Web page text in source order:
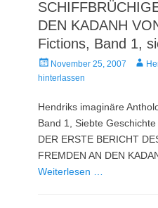
DEN KADANH
Fictions, Band 1,
Veröffentlicht
am
November 25, 2007 Autor
hinterlassen
Hendriks imaginäre
Band 1, Siebte
DER ERSTE BERICHT
FREMDEN AN DEN
Weiterlesen …